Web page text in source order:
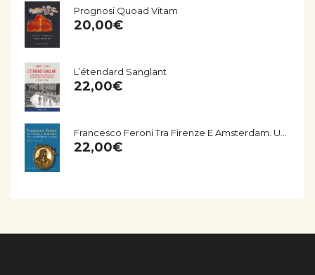
Prognosi Quoad Vitam
20,00€
L’étendard Sanglant
22,00€
22,00€